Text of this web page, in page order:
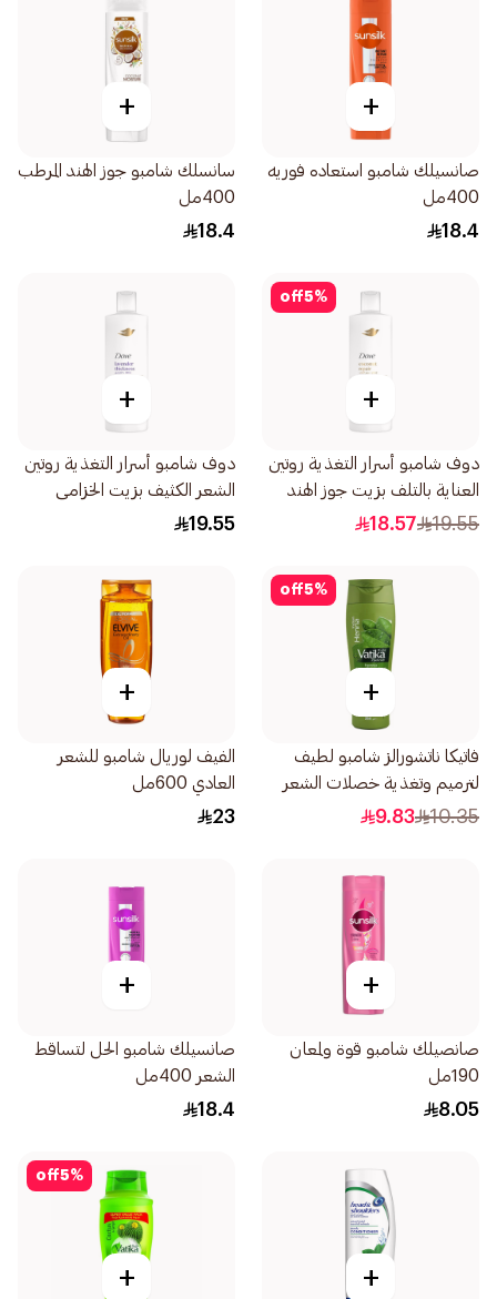
+
صانسيلك شامبو استعاده فوريه
400مل
18.4
+
سانسلك شامبو جوز الهند المرطب
400مل
18.4
5%
off
+
دوف شامبو أسرار التغذية روتين
العناية بالتلف بزيت جوز الهند
والزعفران 400مل
19.55
18.57
+
دوف شامبو أسرار التغذية روتين
الشعر الكثيف بزيت الخزامى
وخلاصة إكليل الجبل 400مل
19.55
5%
off
+
فاتيكا ناتشورالز شامبو لطيف
لترميم وتغذية خصلات الشعر
بخلاصة الحناء 200مل
10.35
9.83
+
الفيف لوريال شامبو للشعر
العادي 600مل
23
+
صانصيلك شامبو قوة ولمعان
190مل
8.05
+
صانسيلك شامبو الحل لتساقط
الشعر 400مل
18.4
+
5%
off
+